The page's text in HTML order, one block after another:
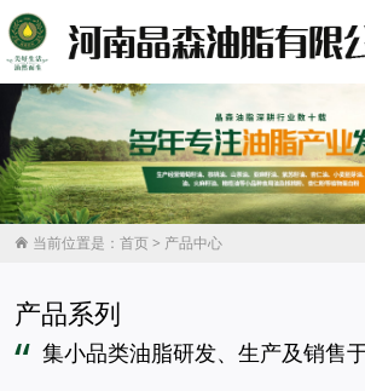
 当前位置是： 首页> 产品中心
产品系列
“ 集小品类油脂研发、生产及销售